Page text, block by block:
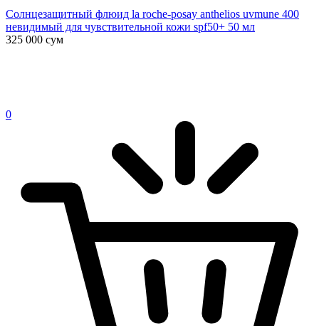
Солнцезащитный флюид la roche-posay anthelios uvmune 400
невидимый для чувствительной кожи spf50+ 50 мл
325 000 сум
0